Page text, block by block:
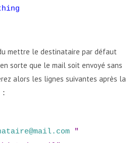
mettre le destinataire par défaut
sorte que le mail soit envoyé sans
alors les lignes suivantes après la
:
"